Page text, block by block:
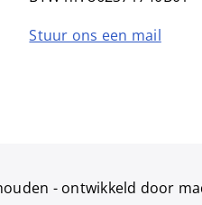
Stuur ons een mail
- ontwikkeld door